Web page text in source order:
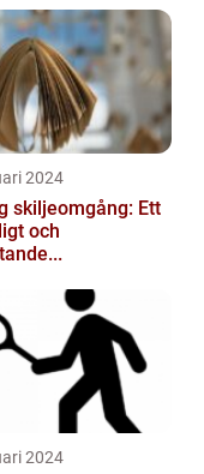
2024
skiljeomgång: Ett
och
2024